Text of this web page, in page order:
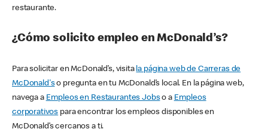
restaurante.
¿Cómo solicito empleo en McDonald’s?
Para solicitar en McDonald’s, visita la página web de Carreras de
McDonald'so pregunta en tu McDonald’s local. En la página web,
navega a Empleos en Restaurantes Jobso a Empleos
corporativos para encontrar los empleos disponibles en
McDonald’s cercanos a ti.